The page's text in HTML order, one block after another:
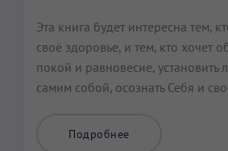
Эта книга будет интересна тем,
своё здоровье, и тем, кто хочет
покой и равновесие, установить
самим собой, осознать Себя и
Подробнее